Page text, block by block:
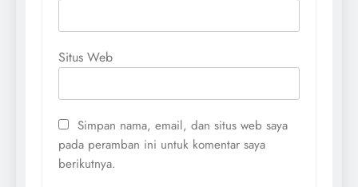
Situs Web
Simpan nama, email, dan situs web saya
pada peramban ini untuk komentar saya
berikutnya.